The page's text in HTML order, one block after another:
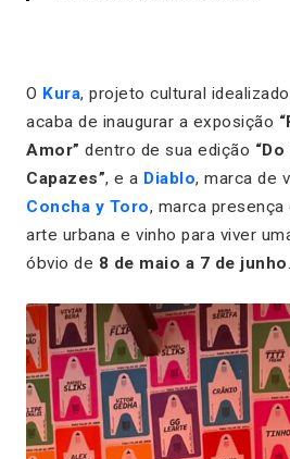
O Kura, projeto cultural
acaba de inaugurar a exposição
Amor” dentro de sua edição
Capazes”, e a Diablo, marca de
Concha y Toro, marca
arte urbana e vinho para viver
óbvio de 8 de maio a 7 de junho.